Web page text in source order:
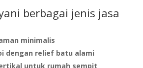
berbagai jenis jasa
minimalis
dengan relief batu alami
untuk rumah sempit